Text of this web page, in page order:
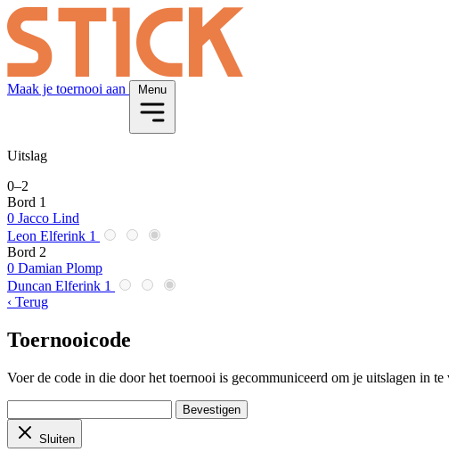
Maak je toernooi aan Menu
Uitslag
0–2
Bord 1
0 Jacco Lind
Leon Elferink 1
Bord 2
0 Damian Plomp
Duncan Elferink 1
‹ Terug
Toernooicode
Voer de code in die door het toernooi is gecommuniceerd om je uitslagen in te
Bevestigen
Sluiten